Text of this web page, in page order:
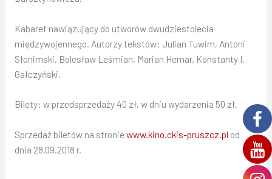
Kabaret nawiązujący do utworów dwudziestolecia
międzywojennego. Autorzy tekstów: Julian Tuwim, Antoni
Słonimski, Bolesław Leśmian, Marian Hemar, Konstanty I.
Gałczyński.
Bilety: w przedsprzedaży 40 zł, w dniu wydarzenia 50 zł.
Sprzedaż biletów na stroniewww.kino.ckis-pruszcz.pl od
dnia 28.09.2018 r.